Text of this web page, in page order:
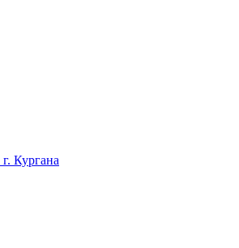
Кургана